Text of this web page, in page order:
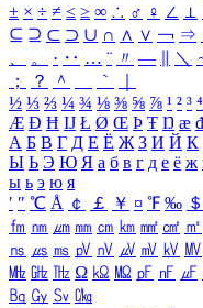
± × ÷ ≠ ≤ ≥ ∞ ∴ ♂ ♀ ∠ ⊥
⊆ ⊇ ⊂ ⊃ ∪ ∩ ∧ ∨ ￢ ⇒
、
。 · ‥ … ¨ 〃 ― ＼
；
？ ＾ ｀
½ ⅓ ⅔ ¼ ¾ ⅛ ⅜ ⅝ ⅞ ¹ ² ³ ⁴
Æ Ð Ħ Ĳ Ł Ø Œ Þ Ŧ Ŋ æ đ
А Б В Г Д Е Ё Ж З И Й К
Ы Ь Э Ю Я а б в г д е ё ж
ы ь э ю я
′ ″ ℃ Å ￠ ￡ ￥ ¤ ℉ ‰ ＄
㎙ ㎚ ㎛ ㎜ ㎝ ㎞ ㎟ ㎠ ㎡
㎱ ㎲ ㎳ ㎴ ㎵ ㎶ ㎷ ㎸ ㎹
㎒ ㎓ ㎔ Ω ㏀ ㏁ ㎊ ㎋ ㎌
㏃ ㏉ ㏜ ㏆